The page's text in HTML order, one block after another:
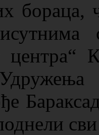
бораца,
центра“